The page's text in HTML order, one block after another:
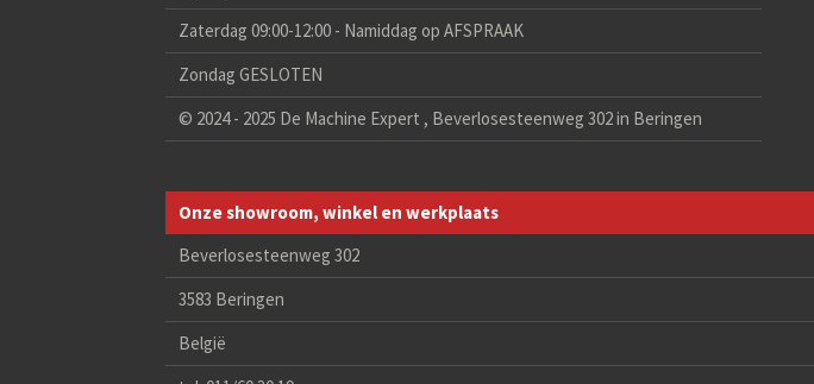
Zaterdag 09:00-12:00 - Namiddag op AFSPRAAK
Zondag GESLOTEN
© 2024 - 2025 De Machine Expert , Beverlosesteenweg 302 in Beringen
Onze showroom, winkel en werkplaats
Beverlosesteenweg 302
3583 Beringen
België